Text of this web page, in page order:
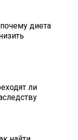
диета
ли